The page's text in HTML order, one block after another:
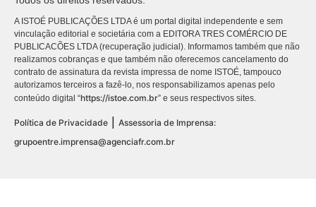
A ISTOÉ PUBLICAÇÕES LTDA é um portal digital independente e sem
vinculação editorial e societária com a EDITORA TRES COMÉRCIO DE
PUBLICACÕES LTDA (recuperação judicial). Informamos também que não
realizamos cobranças e que também não oferecemos cancelamento do
contrato de assinatura da revista impressa de nome ISTOÉ, tampouco
autorizamos terceiros a fazê-lo, nos responsabilizamos apenas pelo
conteúdo digital “https://istoe.com.br” e seus respectivos sites.
Política de Privacidade
Assessoria de Imprensa:
grupoentre.imprensa@agenciafr.com.br